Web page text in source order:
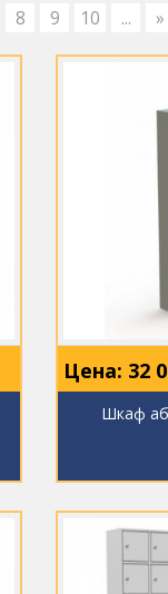
8 9 10 ... »
Цена: 32
Шкаф